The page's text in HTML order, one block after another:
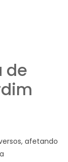
de
afetando